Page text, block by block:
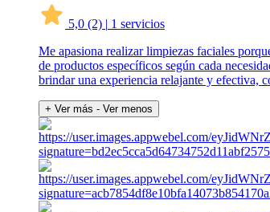
5,0 (2) | 1 servicios
Me apasiona realizar limpiezas faciales
de productos específicos según cada
brindar una experiencia relajante y efectiva,
+ Ver más - Ver menos